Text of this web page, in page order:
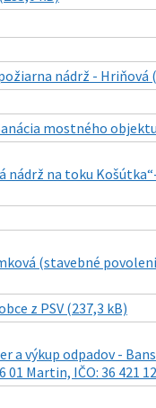
nádrž - Hriňová
mostného
nádrž na toku
(stavebné
z PSV (237,3 kB)
a výkup odpadov -
01 Martin, IČO: 36 421